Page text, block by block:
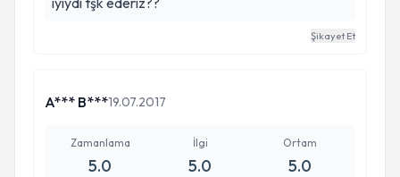
Şikayet Et
A*** B***19.07.2017
Zamanlama
5.0
İlgi
5.0
Ortam
5.0